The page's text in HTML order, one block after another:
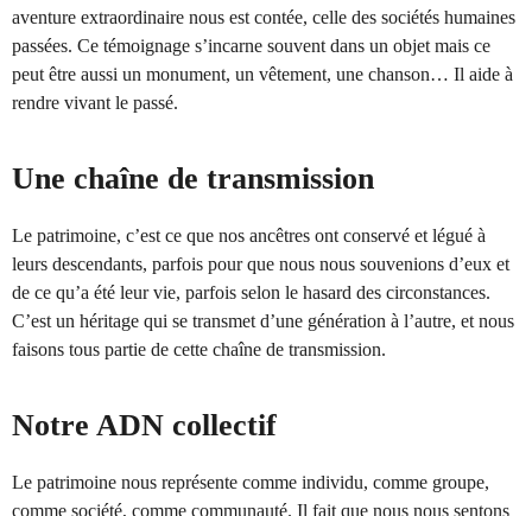
aventure extraordinaire nous est contée, celle des sociétés humaines
passées. Ce témoignage s’incarne souvent dans un objet mais ce
peut être aussi un monument, un vêtement, une chanson… Il aide à
rendre vivant le passé.
Une chaîne de transmission
Le patrimoine, c’est ce que nos ancêtres ont conservé et légué à
leurs descendants, parfois pour que nous nous souvenions d’eux et
de ce qu’a été leur vie, parfois selon le hasard des circonstances.
C’est un héritage qui se transmet d’une génération à l’autre, et nous
faisons tous partie de cette chaîne de transmission.
Notre ADN collectif
Le patrimoine nous représente comme individu, comme groupe,
comme société, comme communauté. Il fait que nous nous sentons